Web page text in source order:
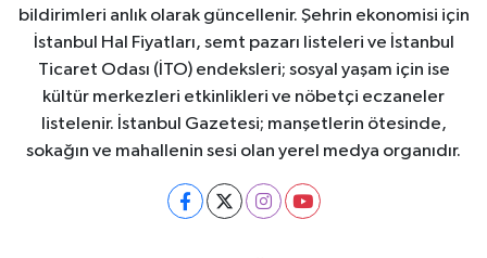
bildirimleri anlık olarak güncellenir. Şehrin ekonomisi için
İstanbul Hal Fiyatları, semt pazarı listeleri ve İstanbul
Ticaret Odası (İTO) endeksleri; sosyal yaşam için ise
kültür merkezleri etkinlikleri ve nöbetçi eczaneler
listelenir. İstanbul Gazetesi; manşetlerin ötesinde,
sokağın ve mahallenin sesi olan yerel medya organıdır.